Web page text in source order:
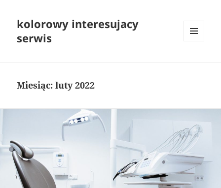
kolorowy interesujacy
serwis
Miesiąc:luty 2022